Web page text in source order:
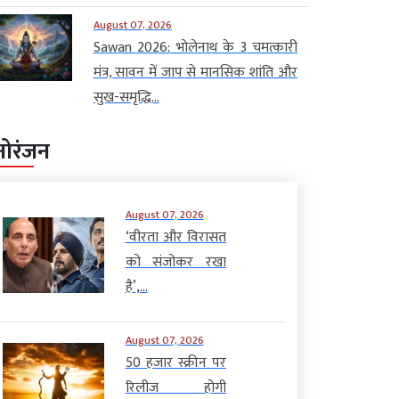
August 07, 2026
Sawan 2026: भोलेनाथ के 3 चमत्कारी
मंत्र, सावन में जाप से मानसिक शांति और
सुख-समृद्धि...
August 07, 2026
‘वीरता और विरासत
को संजोकर रखा
है’,...
August 07, 2026
50 हजार स्क्रीन पर
रिलीज होगी